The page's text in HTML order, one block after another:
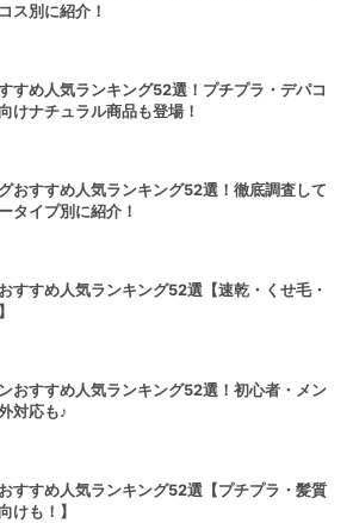
ス別に紹介！
すめ人気ランキング52選！プチプラ・デパコ
けナチュラル商品も登場！
おすすめ人気ランキング52選！徹底調査して
タイプ別に紹介！
すすめ人気ランキング52選【速乾・くせ毛・
おすすめ人気ランキング52選！初心者・メン
対応も♪
すすめ人気ランキング52選【プチプラ・髪質
けも！】